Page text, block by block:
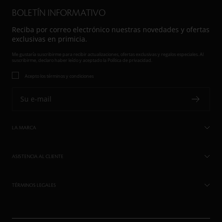
BOLETÍN INFORMATIVO
Reciba por correo electrónico nuestras novedades y ofertas
exclusivas en primicia.
Me gustaría suscribirme para recibir actualizaciones, ofertas exclusivas y regalos especiales. Al
suscribirme, declaro haber leído y aceptado la Política de privacidad.
Acepto los términos y condiciones
Su e-mail
LA MARCA
ASISTENCIA AL CLIENTE
TÉRMINOS LEGALES